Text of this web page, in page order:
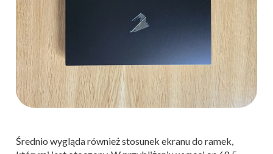
Średnio wygląda również stosunek ekranu do ramek,